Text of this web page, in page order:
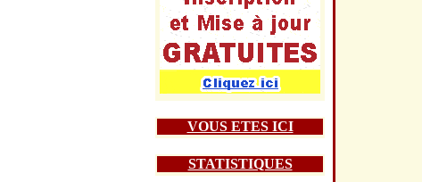
VOUS ETES ICI
STATISTIQUES